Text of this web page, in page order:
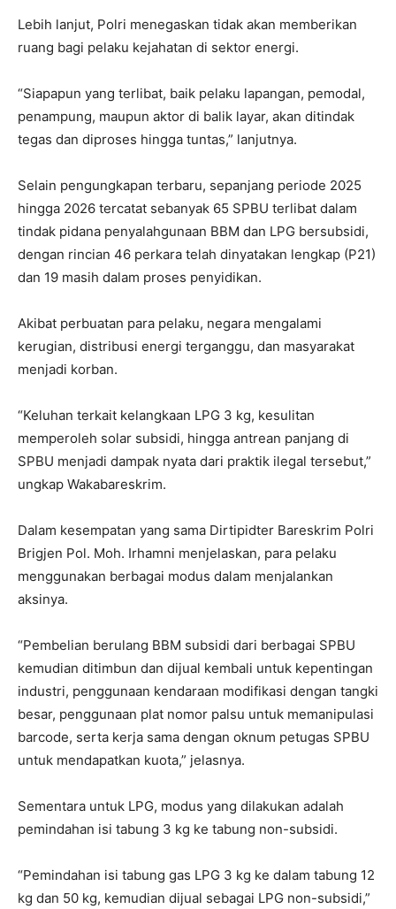
Lebih lanjut, Polri menegaskan tidak akan memberikan
ruang bagi pelaku kejahatan di sektor energi.
“Siapapun yang terlibat, baik pelaku lapangan, pemodal,
penampung, maupun aktor di balik layar, akan ditindak
tegas dan diproses hingga tuntas,” lanjutnya.
Selain pengungkapan terbaru, sepanjang periode 2025
hingga 2026 tercatat sebanyak 65 SPBU terlibat dalam
tindak pidana penyalahgunaan BBM dan LPG bersubsidi,
dengan rincian 46 perkara telah dinyatakan lengkap (P21)
dan 19 masih dalam proses penyidikan.
Akibat perbuatan para pelaku, negara mengalami
kerugian, distribusi energi terganggu, dan masyarakat
menjadi korban.
“Keluhan terkait kelangkaan LPG 3 kg, kesulitan
memperoleh solar subsidi, hingga antrean panjang di
SPBU menjadi dampak nyata dari praktik ilegal tersebut,”
ungkap Wakabareskrim.
Dalam kesempatan yang sama Dirtipidter Bareskrim Polri
Brigjen Pol. Moh. Irhamni menjelaskan, para pelaku
menggunakan berbagai modus dalam menjalankan
aksinya.
“Pembelian berulang BBM subsidi dari berbagai SPBU
kemudian ditimbun dan dijual kembali untuk kepentingan
industri, penggunaan kendaraan modifikasi dengan tangki
besar, penggunaan plat nomor palsu untuk memanipulasi
barcode, serta kerja sama dengan oknum petugas SPBU
untuk mendapatkan kuota,” jelasnya.
Sementara untuk LPG, modus yang dilakukan adalah
pemindahan isi tabung 3 kg ke tabung non-subsidi.
“Pemindahan isi tabung gas LPG 3 kg ke dalam tabung 12
kg dan 50 kg, kemudian dijual sebagai LPG non-subsidi,”